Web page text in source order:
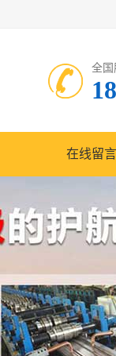
全国
在线留言